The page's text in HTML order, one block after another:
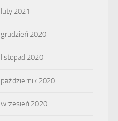
luty 2021
grudzień 2020
listopad 2020
październik 2020
wrzesień 2020